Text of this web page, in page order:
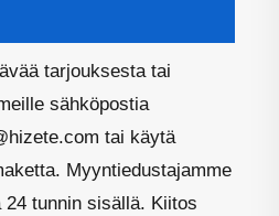
tarjouksesta tai
sähköpostia
tai käytä
Myyntiedustajamme
tunnin sisällä. Kiitos